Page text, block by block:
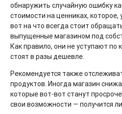
обнаружить случайную ошибку
стоимости на ценниках, которое,
вот на что всегда стоит
выпущенные магазином под
Как правило, они не уступают по
стоят в разы дешевле.
Рекомендуется также
продуктов. Иногда магазин
которые вот-вот станут
свои возможности — получится